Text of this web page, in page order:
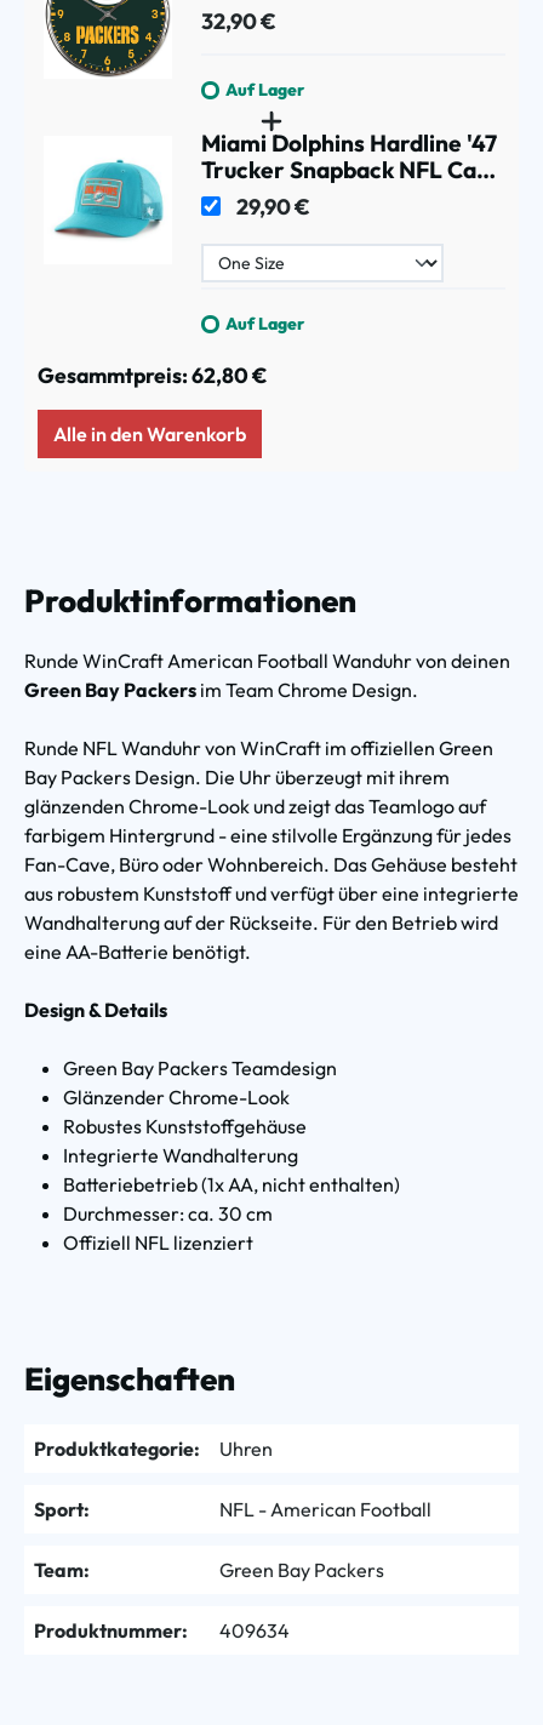
32,90 €
Auf Lager
Miami Dolphins Hardline '47
Trucker Snapback NFL Cap
Aqua29,90 €
Auf Lager
Gesammtpreis:62,80 €
Alle in den Warenkorb
Produktinformationen
Runde WinCraft American Football Wanduhr von deinen
Green Bay Packers im Team Chrome Design.
Runde NFL Wanduhr von WinCraft im offiziellen Green
Bay Packers Design. Die Uhr überzeugt mit ihrem
glänzenden Chrome-Look und zeigt das Teamlogo auf
farbigem Hintergrund - eine stilvolle Ergänzung für jedes
Fan-Cave, Büro oder Wohnbereich. Das Gehäuse besteht
aus robustem Kunststoff und verfügt über eine integrierte
Wandhalterung auf der Rückseite. Für den Betrieb wird
eine AA-Batterie benötigt.
Design & Details
Green Bay Packers Teamdesign
Glänzender Chrome-Look
Robustes Kunststoffgehäuse
Integrierte Wandhalterung
Batteriebetrieb (1x AA, nicht enthalten)
Durchmesser: ca. 30 cm
Offiziell NFL lizenziert
Eigenschaften
Produktkategorie: Uhren
Sport: NFL - American Football
Team: Green Bay Packers
Produktnummer: 409634